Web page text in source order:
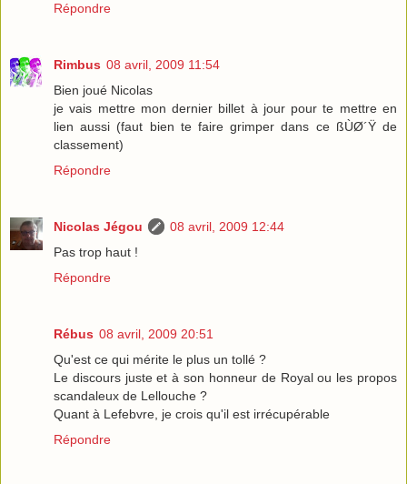
Répondre
Rimbus 08 avril, 2009 11:54
Bien joué Nicolas
je vais mettre mon dernier billet à jour pour te mettre en
lien aussi (faut bien te faire grimper dans ce ßÙØ´Ÿ de
classement)
Répondre
Nicolas Jégou
08 avril, 2009 12:44
Pas trop haut !
Répondre
Rébus 08 avril, 2009 20:51
Qu'est ce qui mérite le plus un tollé ?
Le discours juste et à son honneur de Royal ou les propos
scandaleux de Lellouche ?
Quant à Lefebvre, je crois qu'il est irrécupérable
Répondre